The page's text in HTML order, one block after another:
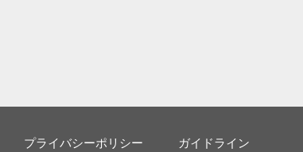
プライバシーポリシー ガイドライン